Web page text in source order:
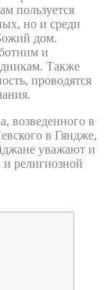
пользуется
но и среди
дом.
и
Также
проводятся
возведенного в
в Гяндже,
уважают и
и религиозной